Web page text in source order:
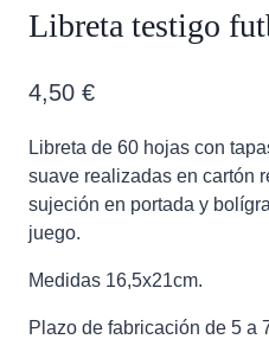
Libreta testigo
4,50 €
Libreta de 60 hojas con
suave realizadas en cartón
sujeción en portada y
juego.
Medidas 16,5x21cm.
Plazo de fabricación de 5 a